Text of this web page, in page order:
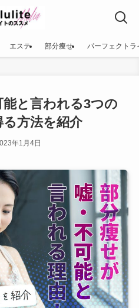
エステ 部分痩せ パーフェクトラ
と言われる3つの
方法を紹介
年1月4日